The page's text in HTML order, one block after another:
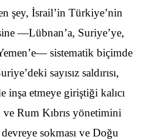
şey, İsrail’in Türkiye’nin
—Lübnan’a, Suriye’ye,
sistematik biçimde
sayısız saldırısı,
inşa etmeye giriştiği kalıcı
Rum Kıbrıs yönetimini
sokması ve Doğu